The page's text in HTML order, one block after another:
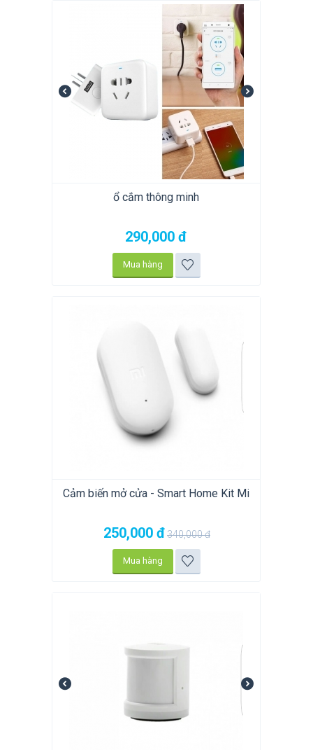
ổ cắm thông minh
290,000 đ
Mua hàng
Cảm biến mở cửa - Smart Home Kit Mi
250,000 đ340,000đ
Mua hàng